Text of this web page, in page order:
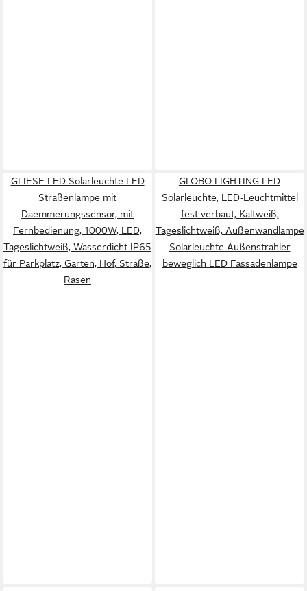
GLIESE LED Solarleuchte LED
Straßenlampe mit
Daemmerungssensor, mit
Fernbedienung, 1000W, LED,
Tageslichtweiß, Wasserdicht IP65
für Parkplatz, Garten, Hof, Straße,
Rasen
GLOBO LIGHTING LED
Solarleuchte, LED-Leuchtmittel
fest verbaut, Kaltweiß,
Tageslichtweiß, Außenwandlampe
Solarleuchte Außenstrahler
beweglich LED Fassadenlampe